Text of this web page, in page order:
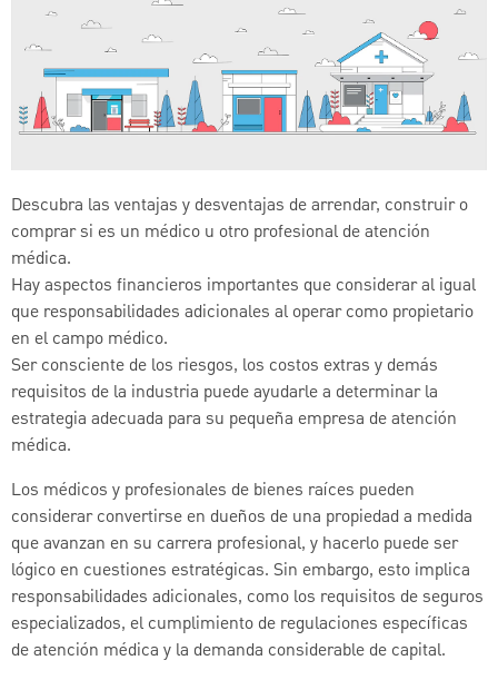
Descubra las ventajas y desventajas de arrendar, construir o
comprar si es un médico u otro profesional de atención
médica.
Hay aspectos financieros importantes que considerar al igual
que responsabilidades adicionales al operar como propietario
en el campo médico.
Ser consciente de los riesgos, los costos extras y demás
requisitos de la industria puede ayudarle a determinar la
estrategia adecuada para su pequeña empresa de atención
médica.
Los médicos y profesionales de bienes raíces pueden
considerar convertirse en dueños de una propiedad a medida
que avanzan en su carrera profesional, y hacerlo puede ser
lógico en cuestiones estratégicas. Sin embargo, esto implica
responsabilidades adicionales, como los requisitos de seguros
especializados, el cumplimiento de regulaciones específicas
de atención médica y la demanda considerable de capital.